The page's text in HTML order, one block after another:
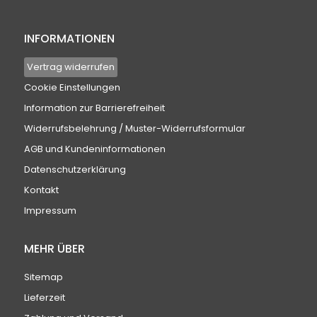
INFORMATIONEN
Vertrag widerrufen
Cookie Einstellungen
Information zur Barrierefreiheit
Widerrufsbelehrung / Muster-Widerrufsformular
AGB und Kundeninformationen
Datenschutzerklärung
Kontakt
Impressum
MEHR ÜBER
Sitemap
Lieferzeit